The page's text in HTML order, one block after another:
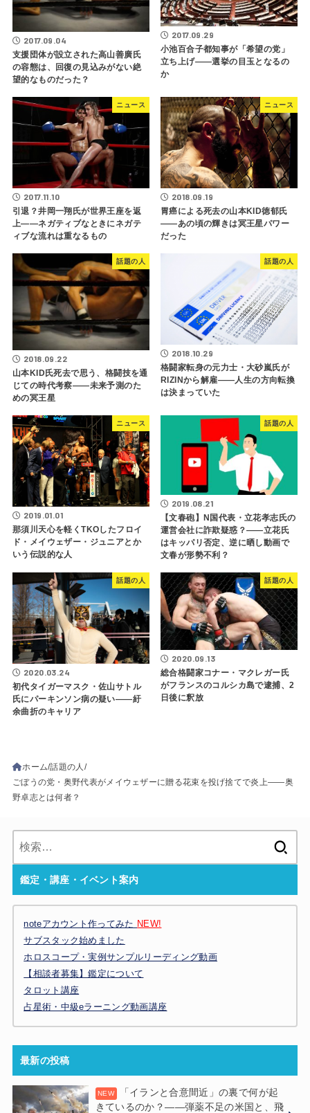
2017.09.04
支援団体が設立された高山善廣氏
の容態は、回復の見込みがない絶
望的なものだった？
2017.09.29
小池百合子都知事が「希望の党」
立ち上げ――選挙の目玉となるの
か
ニュース
2017.11.10
引退？井岡一翔氏が世界王座を返
上――ネガティブなときにネガテ
ィブな流れは重なるもの
ニュース
2018.09.19
胃癌による死去の山本KID徳郁氏
――あの頃の輝きは冥王星パワー
だった
話題の人
2018.09.22
山本KID氏死去で思う、格闘技を通
じての時代考察――未来予測のた
めの冥王星
話題の人
2018.10.29
格闘家転身の元力士・大砂嵐氏が
RIZINから解雇――人生の方向転換
は決まっていた
ニュース
2019.01.01
那須川天心を軽くTKOしたフロイ
ド・メイウェザー・ジュニアとか
いう伝説的な人
話題の人
2019.08.21
【文春砲】N国代表・立花孝志氏の
運営会社に詐欺疑惑？――立花氏
はキッパリ否定、逆に晒し動画で
文春が形勢不利？
話題の人
2020.03.24
初代タイガーマスク・佐山サトル
氏にパーキンソン病の疑い――紆
余曲折のキャリア
話題の人
2020.09.13
総合格闘家コナー・マクレガー氏
がフランスのコルシカ島で逮捕、2
日後に釈放
ホーム 話題の人
ごぼうの党・奥野代表がメイウェザーに贈る花束を投げ捨てで炎上――奥
野卓志とは何者？
鑑定・講座・イベント案内
noteアカウント作ってみた NEW!
サブスタック始めました
ホロスコープ・実例サンプルリーディング動画
【相談者募集】鑑定について
タロット講座
占星術・中級eラーニング動画講座
最新の投稿
「イランと合意間近」の裏で何が起
きているのか？——弾薬不足の米国と、飛